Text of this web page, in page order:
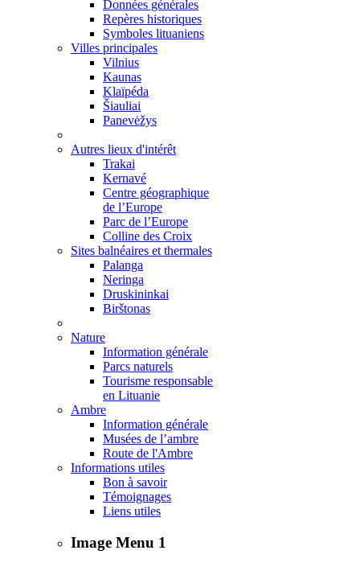
Données générales
Repères historiques
Symboles lituaniens
Villes principales
Vilnius
Kaunas
Klaïpéda
Šiauliai
Panevėžys
Autres lieux d'intérêt
Trakai
Kernavé
Centre géographique
de l’Europe
Parc de l’Europe
Colline des Croix
Sites balnéaires et thermales
Palanga
Neringa
Druskininkai
Birštonas
Nature
Information générale
Parcs naturels
Tourisme responsable
en Lituanie
Ambre
Information générale
Musées de l’ambre
Route de l'Ambre
Informations utiles
Bon à savoir
Témoignages
Liens utiles
Image Menu 1